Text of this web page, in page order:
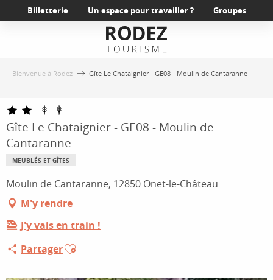
au
Billetterie Un espace pour travailler ? Groupes
Bienvenue à Rodez Gîte Le Chataignier - GE08 - Moulin de Cantaranne
Gîte Le Chataignier - GE08 - Moulin de
Cantaranne
MEUBLÉS ET GÎTES
Moulin de Cantaranne, 12850 Onet-le-Château
M'y rendre
J'y vais en train !
PartagerAjouter aux favoris